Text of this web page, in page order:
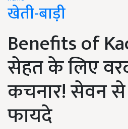
खेती-बाड़ी
Benefits of
सेहत के लिए
कचनार! सेवन से
फायदे